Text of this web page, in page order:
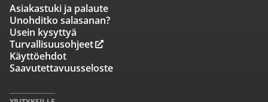
Asiakastuki ja palaute
Unohditko salasanan?
Usein kysyttyä
Turvallisuusohjeet
Käyttöehdot
Saavutettavuusseloste